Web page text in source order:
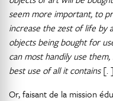
seem more important, to
increase the zest of life by
objects being bought for
can most handily use
best use of all it contains[.
Or, faisant de la mission